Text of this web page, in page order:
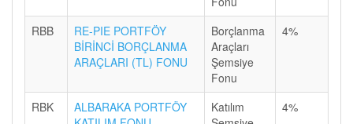
RBB
RE-PIE PORTFÖY
BİRİNCİ BORÇLANMA
ARAÇLARI (TL) FONU
Borçlanma
Araçları
Şemsiye
Fonu
4%
RBK
ALBARAKA PORTFÖY
Katılım
4%